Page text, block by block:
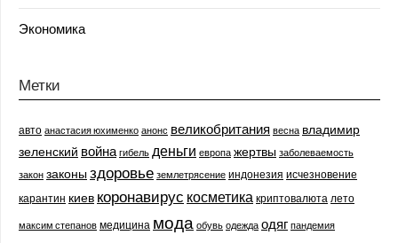
Экономика
Метки
авто анастасия юхименко анонс великобритания весна владимир
зеленский война гибель деньги европа жертвы заболеваемость
закон законыздоровье землетрясение индонезия исчезновение
карантин киев коронавирус косметика криптовалюта лето
максим степанов медицина мода обувь одежда одяг пандемия